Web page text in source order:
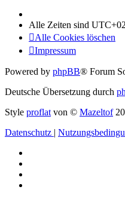
Alle Zeiten sind
Alle Cookies löschen
Impressum
Powered by phpBB® Forum
Deutsche Übersetzung durch
Style proflat von © Mazeltof
Datenschutz |